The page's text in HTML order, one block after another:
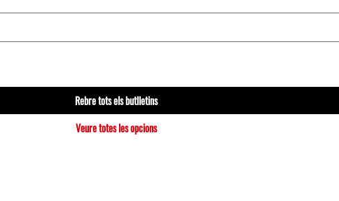
Rebre tots els butlletins
Veure totes les opcions